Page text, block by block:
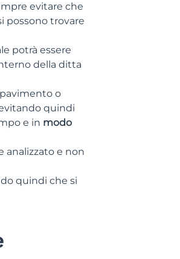
evitare che
possono trovare
potrà essere
della ditta
o
quindi
e in modo
analizzato e non
quindi che si